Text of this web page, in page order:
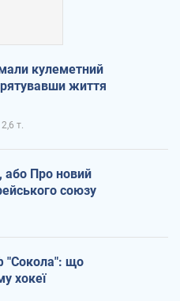
кулеметний
життя
2,6 т.
або Про новий
союзу
"Сокола": що
хокеї